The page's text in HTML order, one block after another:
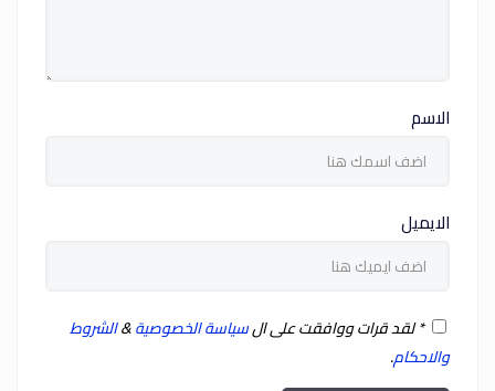
الاسم
الايميل
*لقد قرات ووافقت على السياسة الخصوصية&الشروط
والاحكام.